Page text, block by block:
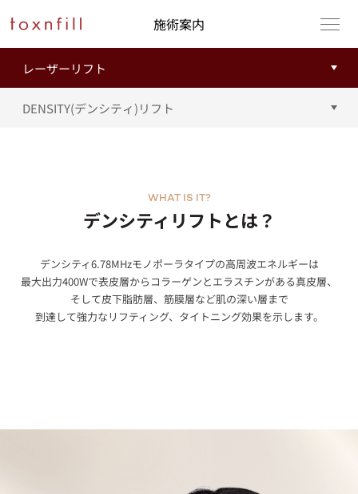
施術案内
デンシティリフトとは？
WHAT IS IT?
デンシティ6.78MHzモノポーラタイプの高周波エネルギーは
最大出力400Wで表皮層からコラーゲンとエラスチンがある真皮層、
そして皮下脂肪層、筋膜層など肌の深い層まで
到達して強力なリフティング、タイトニング効果を示します。